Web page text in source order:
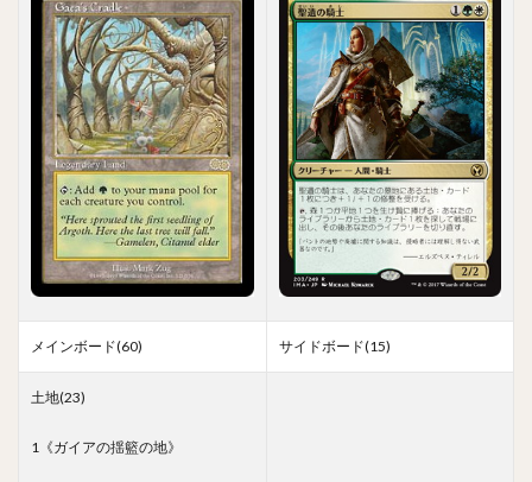
メインボード(60) サイドボード(15)
土地(23)
1《ガイアの揺籃の地》